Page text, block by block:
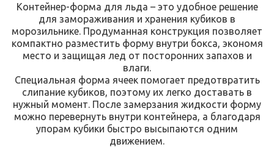
Контейнер-форма для льда – это удобное решение
для замораживания и хранения кубиков в
морозильнике. Продуманная конструкция позволяет
компактно разместить форму внутри бокса, экономя
место и защищая лед от посторонних запахов и
влаги.
Специальная форма ячеек помогает предотвратить
слипание кубиков, поэтому их легко доставать в
нужный момент. После замерзания жидкости форму
можно перевернуть внутри контейнера, а благодаря
упорам кубики быстро высыпаются одним
движением.